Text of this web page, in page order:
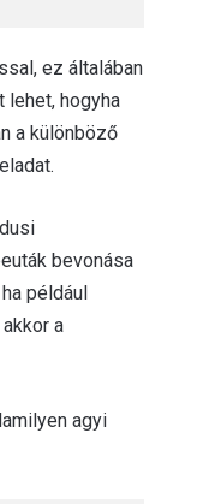
ez általában
hogyha
a különböző
bevonása
például
a
agyi